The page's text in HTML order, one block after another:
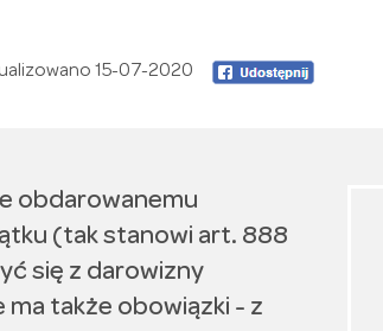
15-07-2020
obdarowanemu
(tak stanowi art. 888
się z darowizny
także obowiązki - z